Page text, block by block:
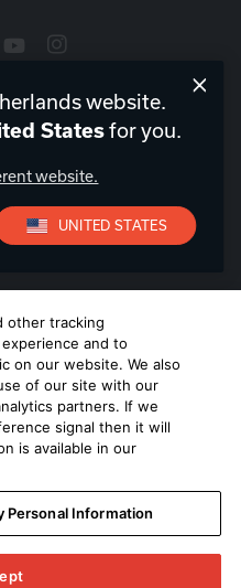
|NL
website.
Statesfor you.
website.
UNITED STATES
other tracking
and to
on our website. We also
of our site with our
partners. If we
signal then it will
is available in our
Personal Information